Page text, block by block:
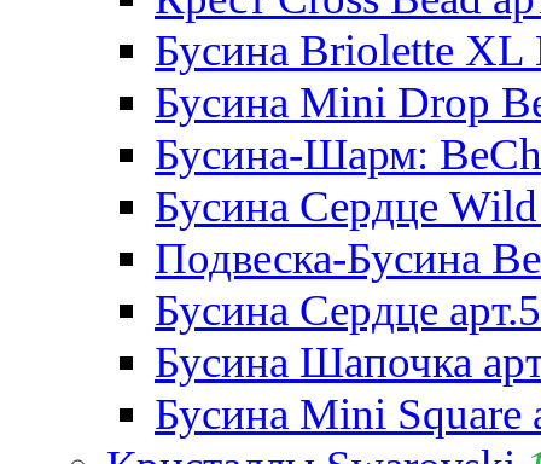
Бусина Briolette XL
Бусина Mini Drop
Бусина-Шарм:
Бусина Сердце
Подвеска-Бусина
Бусина Сердце
Бусина Шапочка
Бусина Mini Square